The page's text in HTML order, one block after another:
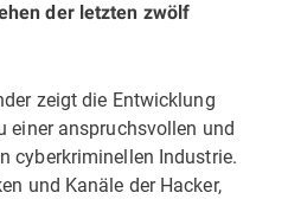
der letzten zwölf
zeigt die Entwicklung
einer anspruchsvollen und
cyberkriminellen Industrie.
und Kanäle der Hacker,